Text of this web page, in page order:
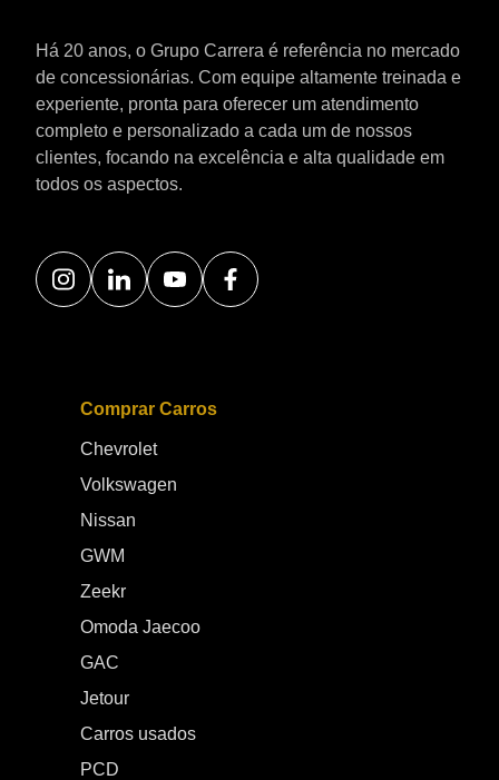
Há 20 anos, o Grupo Carrera é referência no mercado
de concessionárias. Com equipe altamente treinada e
experiente, pronta para oferecer um atendimento
completo e personalizado a cada um de nossos
clientes, focando na excelência e alta qualidade em
todos os aspectos.
Comprar Carros
Chevrolet
Volkswagen
Nissan
GWM
Zeekr
Omoda Jaecoo
GAC
Jetour
Carros usados
PCD